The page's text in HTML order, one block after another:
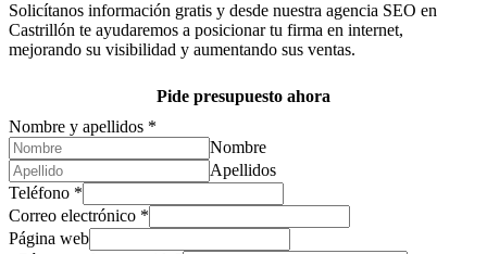
Solicítanos información gratis y desde nuestra agencia SEO en
Castrillón te ayudaremos a posicionar tu firma en internet,
mejorando su visibilidad y aumentando sus ventas.
Pide presupuesto ahora
Nombre y apellidos *
Nombre
Apellidos
Teléfono *
Correo electrónico *
Página web